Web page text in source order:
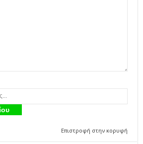
Επιστροφή στην κορυφή